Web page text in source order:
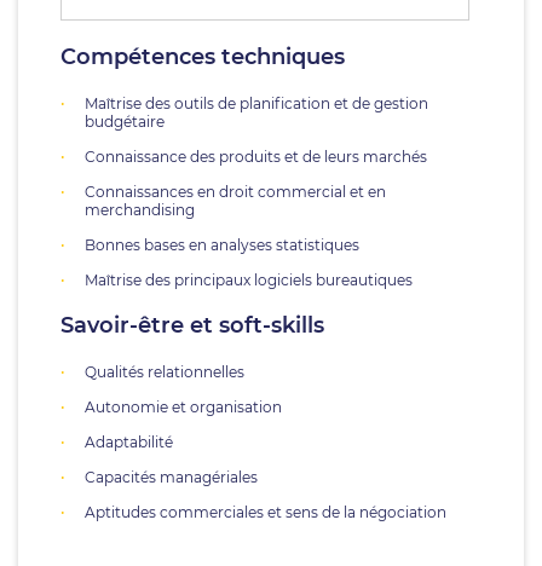
Compétences techniques
Maîtrise des outils de planification et de gestion
budgétaire
Connaissance des produits et de leurs marchés
Connaissances en droit commercial et en
merchandising
Bonnes bases en analyses statistiques
Maîtrise des principaux logiciels bureautiques
Savoir-être et soft-skills
Qualités relationnelles
Autonomie et organisation
Adaptabilité
Capacités managériales
Aptitudes commerciales et sens de la négociation